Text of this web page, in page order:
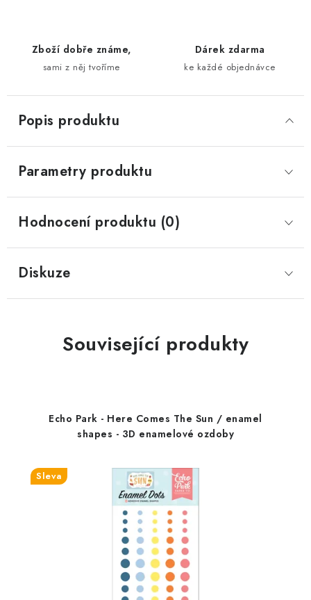
Zboží dobře známe,
sami z něj tvoříme
Dárek zdarma
ke každé objednávce
Popis produktu
Parametry produktu
Hodnocení produktu (0)
Diskuze
Související produkty
Echo Park - Here Comes The Sun / enamel
shapes - 3D enamelové ozdoby
Sleva